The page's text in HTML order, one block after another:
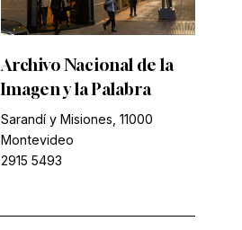
Archivo Nacional de la
Imagen y la Palabra
Sarandí y Misiones, 11000
Montevideo
2915 5493